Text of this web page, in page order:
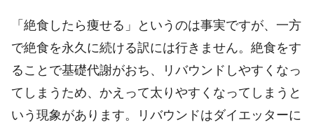
「絶食したら痩せる」というのは事実ですが、一方
で絶食を永久に続ける訳には行きません。絶食をす
ることで基礎代謝がおち、リバウンドしやすくなっ
てしまうため、かえって太りやすくなってしまうと
いう現象があります。リバウンドはダイエッターに